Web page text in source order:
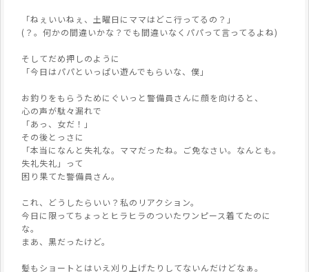
「ねぇいいねぇ、土曜日にママはどこ行ってるの？」
(？。何かの間違いかな？でも間違いなくパパって言ってるよね)
そしてだめ押しのように
「今日はパパといっぱい遊んでもらいな、僕」
お釣りをもらうためにぐいっと警備員さんに顔を向けると、
心の声が駄々漏れで
「あっ、女だ！」
その後とっさに
「本当になんと失礼な。ママだったね。ご免なさい。なんとも。
失礼失礼」って
困り果てた警備員さん。
これ、どうしたらいい？私のリアクション。
今日に限ってちょっとヒラヒラのついたワンピース着てたのに
な。
まあ、黒だったけど。
髪もショートとはいえ刈り上げたりしてないんだけどなぁ。